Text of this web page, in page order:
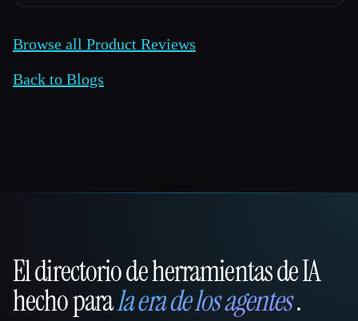
Browse all Product Reviews
Back to Blogs
That AI Collection
El directorio de herramientas de IA
hecho parala era de los agentes.